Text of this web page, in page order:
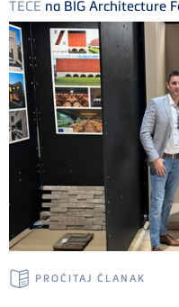
TECE na BIG Architecture
PROČITAJ ČLANAK